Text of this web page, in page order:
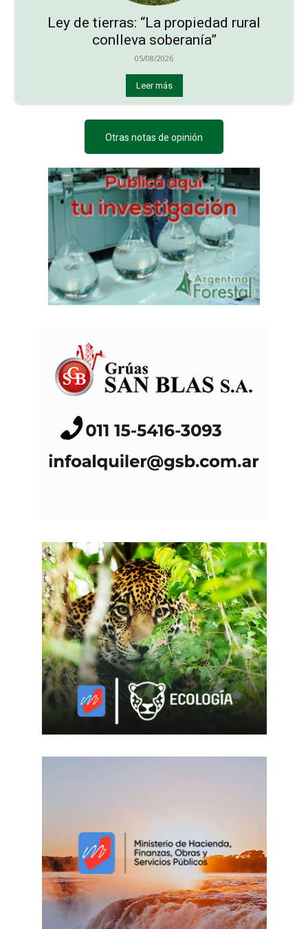
Ley de tierras: “La propiedad rural
conlleva soberanía”
05/08/2026
Leer más
Otras notas de opinión